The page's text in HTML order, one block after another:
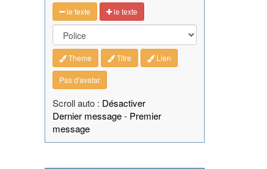
le texte le texte
Theme Titre Lien
Pas d'avatar
Scroll auto : Désactiver
Dernier message- Premier
message